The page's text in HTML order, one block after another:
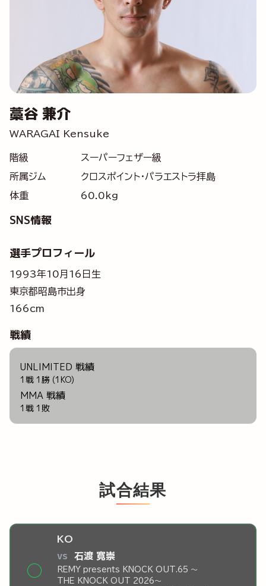
藁谷 兼介
WARAGAI Kensuke
階級
スーパーフェザー級
所属ジム
クロスポイント・パラエストラ拝島
体重
60.0kg
SNS情報
選手プロフィール
1993年10月16日生
東京都昭島市出身
166cm
戦績
UNLIMITED 戦績
1戦 1勝 (1KO)
MMA 戦績
1戦 1敗
試合結果
◯
KO
vs 石渡 寛崇
REMY presents KNOCK OUT.65 ～
THE KNOCK OUT 2026～